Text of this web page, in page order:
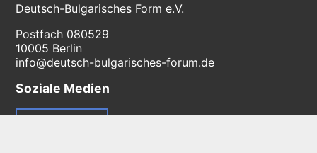
Deutsch-Bulgarisches Form e.V.
Postfach 080529
10005 Berlin
info@deutsch-bulgarisches-forum.de
Soziale Medien